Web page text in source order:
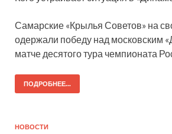
Самарские «Крылья Советов» на
одержали победу над московским
матче десятого тура чемпионата
ПОДРОБНЕЕ...
НОВОСТИ